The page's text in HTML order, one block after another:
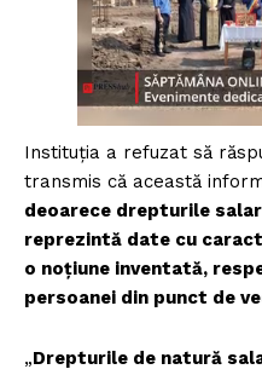
Instituția a refuzat să
transmis că această
deoarece drepturile
reprezintă date cu
o noțiune inventată,
persoanei din punct de
„Drepturile de natură